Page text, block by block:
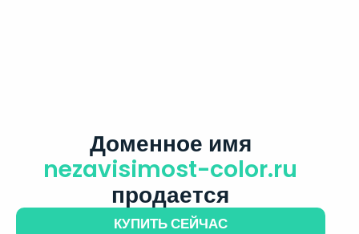
Доменное имя
nezavisimost-color.ru
продается
КУПИТЬ СЕЙЧАС